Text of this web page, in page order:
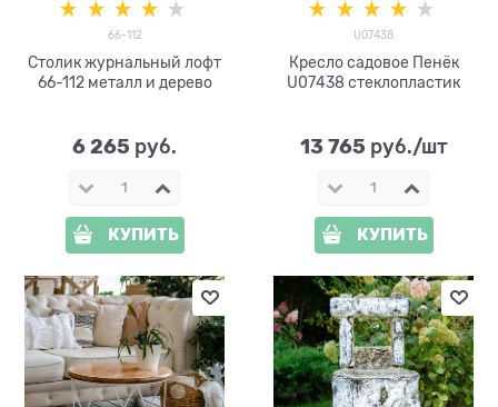
66-112
Столик журнальный лофт
66-112 металл и дерево
6 265 руб.
КУПИТЬ
U07438
Кресло садовое Пенёк
U07438 стеклопластик
13 765 руб./шт
КУПИТЬ